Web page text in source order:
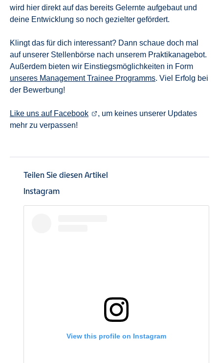
wird hier direkt auf das bereits Gelernte aufgebaut und
deine Entwicklung so noch gezielter gefördert.
Klingt das für dich interessant? Dann schaue doch mal
auf unserer Stellenbörse nach unserem Praktikanagebot.
Außerdem bieten wir Einstiegsmöglichkeiten in Form
unseres Management Trainee Programms. Viel Erfolg bei
der Bewerbung!
Like uns auf Facebook
, um keines unserer Updates
mehr zu verpassen!
Teilen Sie diesen Artikel
Instagram
View this profile on Instagram